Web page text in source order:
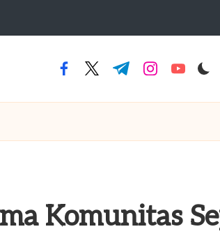
facebook.com
twitter.com
t.me instagram.com
Komunitas